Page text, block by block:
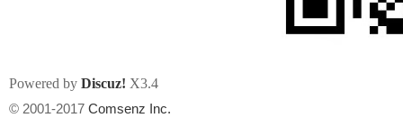
Powered by Discuz! X3.4
© 2001-2017 Comsenz Inc.